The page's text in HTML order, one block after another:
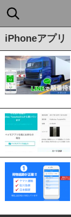
iPhoneアプリ